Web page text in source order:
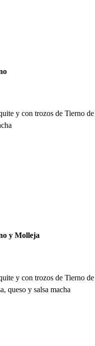
y con trozos de Tierno de
y Molleja
y con trozos de Tierno de
queso y salsa macha